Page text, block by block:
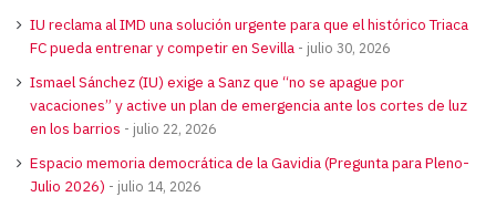
IU reclama al IMD una solución urgente para que el histórico Triaca
FC pueda entrenar y competir en Sevilla
julio 30, 2026
Ismael Sánchez (IU) exige a Sanz que “no se apague por
vacaciones” y active un plan de emergencia ante los cortes de luz
en los barrios
julio 22, 2026
Espacio memoria democrática de la Gavidia (Pregunta para Pleno-
Julio 2026)
julio 14, 2026